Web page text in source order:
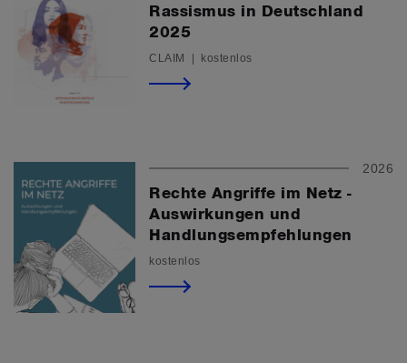
Rassismus in Deutschland
2025
CLAIM | kostenlos
2026
Rechte Angriffe im Netz -
Auswirkungen und
Handlungsempfehlungen
kostenlos